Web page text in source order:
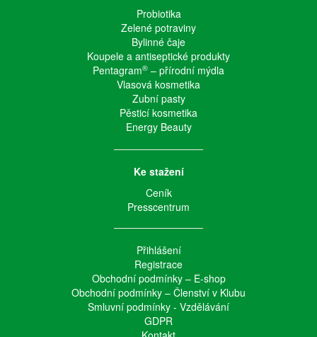
Probiotika
Zelené potraviny
Bylinné čaje
Koupele a antiseptické produkty
Pentagram® – přírodní mýdla
Vlasová kosmetika
Zubní pasty
Pěsticí kosmetika
Energy Beauty
Ke stažení
Ceník
Presscentrum
Přihlášení
Registrace
Obchodní podmínky – E-shop
Obchodní podmínky – Členství v Klubu
Smluvní podmínky - Vzdělávání
GDPR